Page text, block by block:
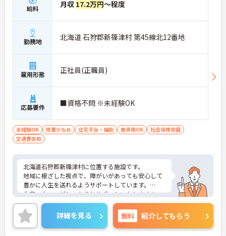
給料 月収 17.2万円～程度
勤務地 北海道 石狩郡新篠津村 第45線北12番地
雇用形態 正社員(正職員)
応募要件 ■資格不問 ※未経験OK
未経験OK 残業少なめ 住宅手当・補助 無資格OK
社会保険完備
交通費支給
北海道石狩郡新篠津村に位置する施設です。
地域に根ざした視点で、障がいがあっても安心して
豊かに人生を送れるようサポートしています。
先輩スタッフがしっかりとサポートいたしますの
で、未経験の方も安心してスタートいただけます。
ご興味ある方には、面接対策ポイントなど、さらに
詳細をお話しいたしますのでお気軽にご相談くださ
い！
詳細を見る 無料 紹介してもらう